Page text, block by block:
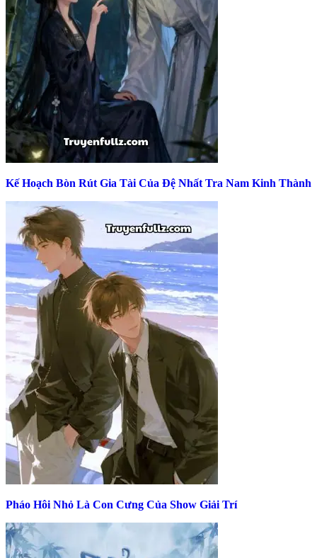
Kế Hoạch Bòn Rút Gia Tài Của Đệ Nhất Tra Nam Kinh Thành
Pháo Hôi Nhỏ Là Con Cưng Của Show Giải Trí